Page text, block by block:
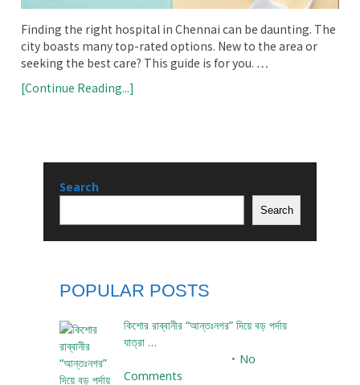
Finding the right hospital in Chennai can be daunting. The
city boasts many top-rated options. New to the area or
seeking the best care? This guide is for you. …
[Continue Reading...]
Search
Search
POPULAR POSTS
কিশোর রাব্বানীর “আন্তঃনগর” দিয়ে বড় পর্দায়
যাত্রা …
No
Comments